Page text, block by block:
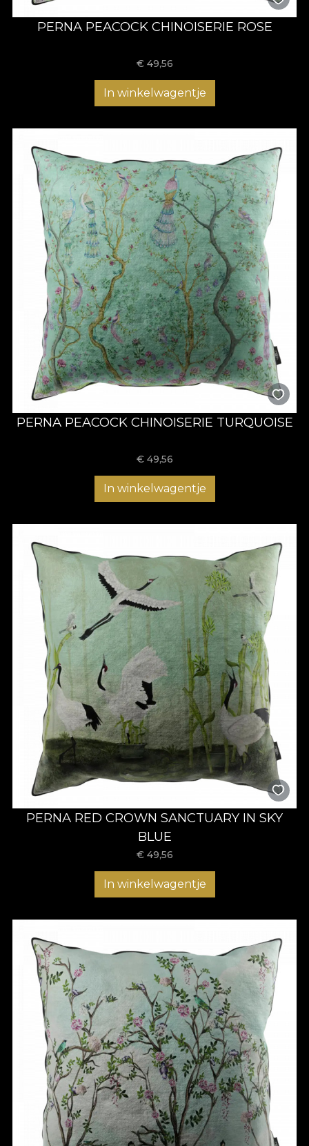
PERNA PEACOCK CHINOISERIE ROSE
€ 49,56
In winkelwagentje
PERNA PEACOCK CHINOISERIE TURQUOISE
€ 49,56
In winkelwagentje
PERNA RED CROWN SANCTUARY IN SKY
BLUE
€ 49,56
In winkelwagentje